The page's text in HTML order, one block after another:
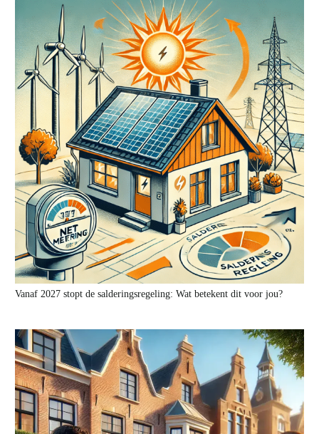
Vanaf 2027 stopt de salderingsregeling: Wat betekent dit voor jou?